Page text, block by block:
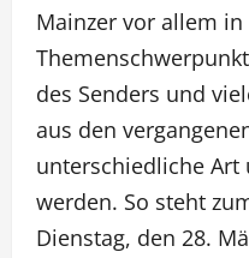
Mainzer vor allem
des Senders und
aus den
unterschiedliche Art
werden. So steht
Dienstag, den 28.